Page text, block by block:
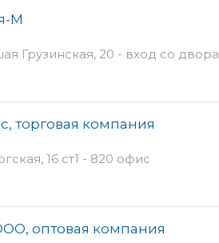
М
Грузинская, 20 - вход со двора
торговая компания
16 ст1 - 820 офис
оптовая компания